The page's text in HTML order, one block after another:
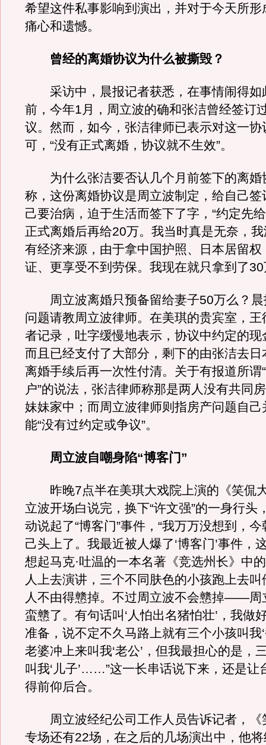
希望这件私事影响到演出，并对于今天所形
痛心和遗憾。
曾经的离婚协议为什么被撕毁？
采访中，晨报记者获悉，在事情闹得如
前，今年1月，周立波的确和张洁曾经签订
议。然而，如今，张洁律师已表示对这一协
可，“没有正式离婚，协议就不生效”。
为什么张洁要否认几个月前签下的离婚
称，这份离婚协议是周立波制定，给自己签
己要治病，迫于生活而签下了字，“约定先
正式离婚后再给20万。我当时真是无奈，
有经济来源，由于拿中国护照、日本居留权
证、更享受不到劳保。我现在就只拿到了30
周立波离婚只预备留给妻子50万么？晨
问题请教周立波律师。在美琪的贵宾室，王
者记录，吐字缓慢地表示，协议中约定的
而且已经支付了大部分，剩下的由张洁去日
离婚手续后再一次性付清。关于有报道所谓
户”的说法，张洁律师称那是两人没有共同
妹妹家中；而周立波律师则指房产问题自己
能“没有过约定或争议”。
周立波自嘲身陷“博客门”
昨晚7点半在美琪大戏院上演的《笑侃
立波开场白说完，换下“许文强”的一身行头
动说起了“博客门”事件，“我万万没想到，
己头上了。我最近被人爆了‘博客门’事件，
想起马克·吐温的一本名著《竞选州长》
人上去演讲，三个不同肤色的小孩跑上去叫
人不由得戆掉。不过周立波不会戆掉——周
蛮戆了。有句话叫‘人怕出名猪怕壮’，我做
准备，说不定不久马路上就有三个小孩叫我
老婆冲上来叫我‘老公’，但我最担心的是，
叫我‘儿子’……”这一长串话说下来，还是让
得前仰后合。
周立波经纪公司工作人员告诉记者，《
专场还有22场，在之后的几场演出中，他